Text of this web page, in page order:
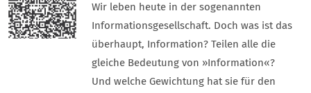
Wir leben heute in der sogenannten
Informations­gesellschaft. Doch was ist das
überhaupt, Information? Teilen alle die
gleiche Bedeutung von »Information«?
Und welche Gewichtung hat sie für den